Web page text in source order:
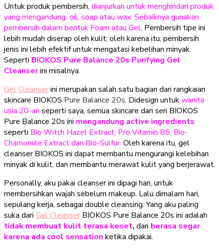
Untuk produk pembersih, dianjurkan untuk menghindari produk
yang mengandung oil, soap atau wax. Sebaiknya gunakan
pembersih dalam bentuk Foam atau Gel. Pembersih tipe ini
lebih mudah diserap oleh kulit; oleh karena itu, pembersih
jenis ini lebih efektif untuk mengatasi kebelihan minyak.
Seperti BIOKOS Pure Balance 20s Purifying Gel
Cleanserini misalnya.
Gel Cleanserini merupakan salah satu bagian dari rangkaian
skincare BIOKOS Pure Balance 20s. Didesign untukwanita
usia 20-an seperti saya, semua skincare dari seri BIOKOS
Pure Balance 20s ini mengandung active ingredients
seperti Bio Witch Hazel Extract, Pro Vitamin B5, Bio-
Chamomile Extract dan Bio-Sulfur. Oleh karena itu, gel
cleanser BIOKOS ini dapat membantu mengurangi kelebihan
minyak di kulit, dan membantu merawat kulit yang berjerawat.
Personally, aku pakai cleanser ini dipagi hari, untuk
membersihkan wajah sebelum makeup. Lalu dimalam hari,
sepulang kerja, sebagai double cleansing. Yang aku paling
suka dari Gel Cleanser BIOKOS Pure Balance 20s ini adalah
tidak membuat kulit terasa keset, dan berasa segar
karena ada cool sensation ketika dipakai.